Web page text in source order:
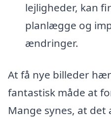
lejligheder, kan
planlægge og
ændringer.
At få nye billeder
fantastisk måde at
Mange synes, at